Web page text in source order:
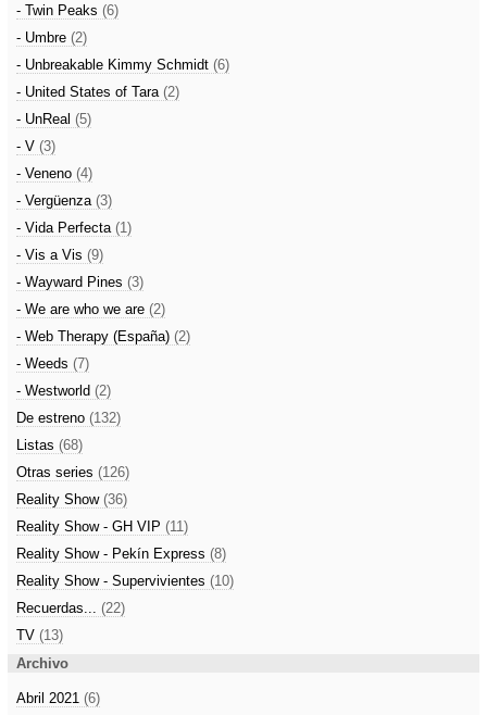
- Twin Peaks (6)
- Umbre (2)
- Unbreakable Kimmy Schmidt (6)
- United States of Tara (2)
- UnReal (5)
- V (3)
- Veneno (4)
- Vergüenza (3)
- Vida Perfecta (1)
- Vis a Vis (9)
- Wayward Pines (3)
- We are who we are (2)
- Web Therapy (España) (2)
- Weeds (7)
- Westworld (2)
De estreno (132)
Listas (68)
Otras series (126)
Reality Show (36)
Reality Show - GH VIP (11)
Reality Show - Pekín Express (8)
Reality Show - Supervivientes (10)
Recuerdas... (22)
TV (13)
Archivo
Abril 2021 (6)